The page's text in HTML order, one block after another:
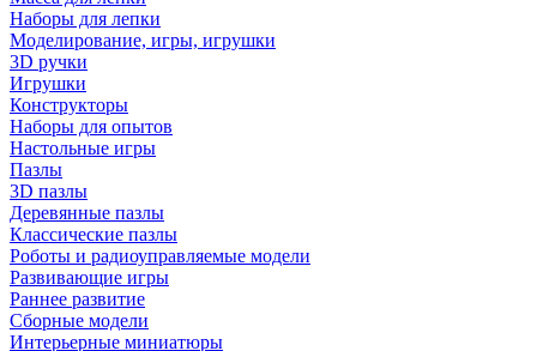
Наборы для лепки
Моделирование, игры, игрушки
3D ручки
Игрушки
Конструкторы
Наборы для опытов
Настольные игры
Пазлы
3D пазлы
Деревянные пазлы
Классические пазлы
Роботы и радиоуправляемые модели
Развивающие игры
Раннее развитие
Сборные модели
Интерьерные миниатюры